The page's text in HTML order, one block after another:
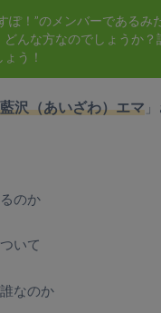
ぽ！”のメンバーであるみ
どんな方なのでしょうか？
う！
藍沢（あいざわ）エマ」
のか
いて
なのか